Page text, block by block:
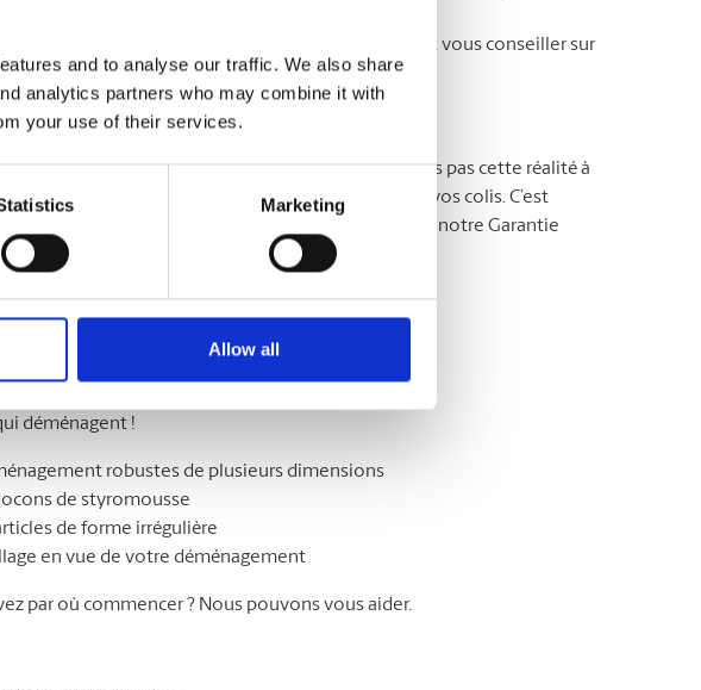
and to analyse our traffic. We also share
analytics partners who may combine it with
your use of their services.
Marketing
Allow all
certifiés en emballage dès aujourd’hui. Ils sauront vous conseiller sur
importants. À The UPS StoreMD, nous ne prenons pas cette réalité à
sont passés maîtres dans la protection de vos colis. C’est
de nos services. Protégez vos colis en souscrivant notre Garantie
nous voir pour en savoir plus !
de déménagement
déménagent !
robustes de plusieurs dimensions
de styromousse
de forme irrégulière
en vue de votre déménagement
par où commencer ? Nous pouvons vous aider.